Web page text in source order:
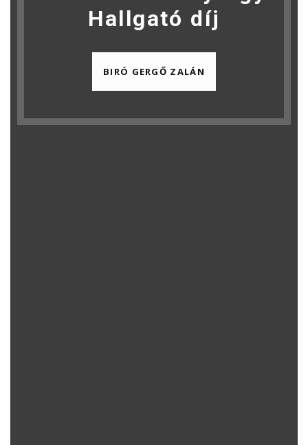
Hallgató díj
BIRÓ GERGŐ ZALÁN